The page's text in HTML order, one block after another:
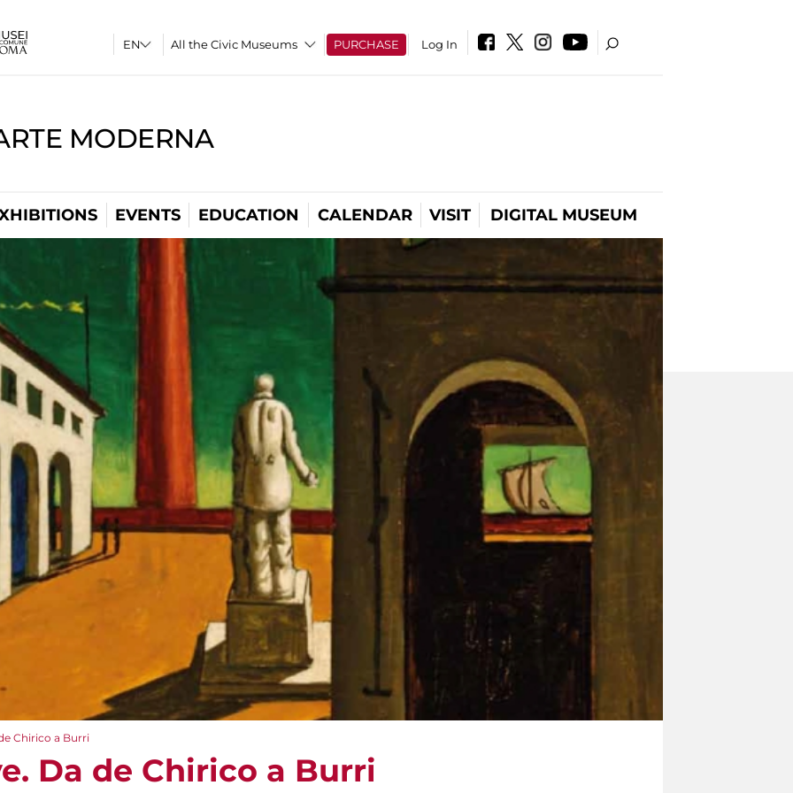
All the Civic Museums PURCHASE Log In
MODERNA
EVENTS EDUCATION CALENDAR VISIT DIGITAL MUSEUM
Chirico a Burri
Da de Chirico a Burri